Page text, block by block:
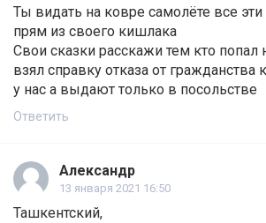
Ты видать на ковре самолёте все
прям из своего кишлака
Свои сказки расскажи тем кто попал
взял справку отказа от гражданства
у нас а выдают только в посольстве
Ответить
Александр
13 января 2021 16:50
Ташкентский,